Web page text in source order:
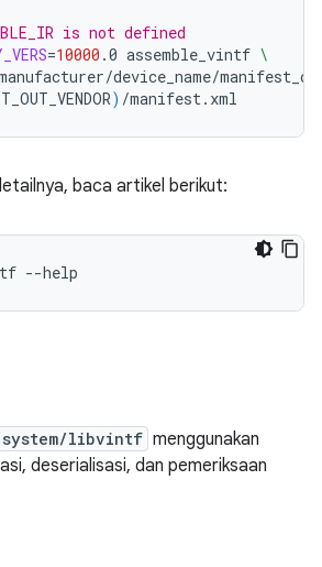
is not defined
=10000 .0 assemble_vintf \
device_name/
) /manifest.xml
baca artikel berikut:
--help
libvintf menggunakan
deserialisasi, dan pemeriksaan